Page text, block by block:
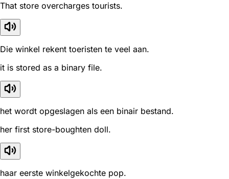
That store overcharges tourists.
Die winkel rekent toeristen te veel aan.
it is stored as a binary file.
het wordt opgeslagen als een binair bestand.
her first store-boughten doll.
haar eerste winkelgekochte pop.